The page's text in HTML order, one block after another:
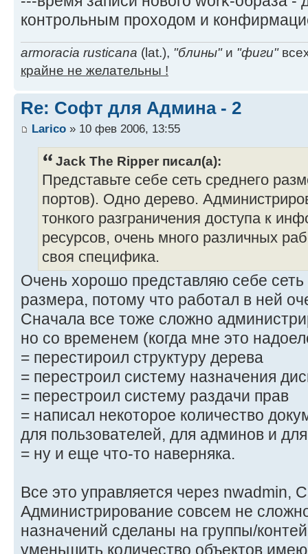
контрольным проходом и
armoracia rusticana (lat.), "блины"и "фиги"
крайне не желательны !
Re: Софт для Админа - 2
Larico » 10 фев 2006, 13:55
Jack The Ripper писал(а):
Представьте себе сеть среднего
портов). Одно дерево.
тонкого разграничения доступа к
ресурсов, очень много различных
своя специфика.
Очень хорошо представляю себе
размера, потому что работал в ней
Сначала все тоже сложно
но со временем (когда мне это
= перестироил структуру дерева
= перестроил систему назначения
= перестроил систему раздачи прав
= написал некоторое количество
для пользователей, для админов и
= ну и еще что-то наверняка.
Все это управляется через nwadmin,
Администрирование совсем не
назначений сделаны на группы/
уменьшить количество объектов